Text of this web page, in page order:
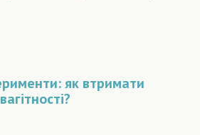
як втримати